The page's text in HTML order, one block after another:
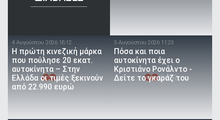
4 Αυγούστου 2026 18:12
Η πρώτη κινεζική μάρκα
που πούλησε 20 εκατ.
αυτοκίνητα – Στην
Ελλάδα οι τιμές ξεκινούν
από 22.990 ευρώ
5 Αυγούστου 2026 11:23
Πόσα και ποια
αυτοκίνητα έχει ο
Κριστιάνο Ρονάλντο -
Δείτε το γκαράζ του